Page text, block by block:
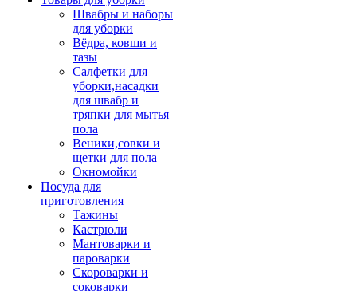
Швабры и наборы
для уборки
Вёдра, ковши и
тазы
Салфетки для
уборки,насадки
для швабр и
тряпки для мытья
пола
Веники,совки и
щетки для пола
Окномойки
Посуда для
приготовления
Тажины
Кастрюли
Мантоварки и
пароварки
Скороварки и
соковарки